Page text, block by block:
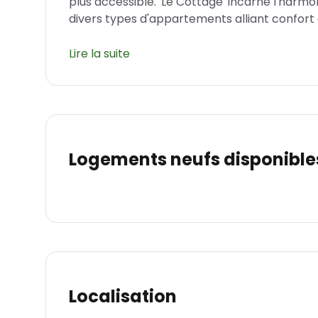
divers types d'appartements alliant
Localisation et avantages de 'Le Cottage'
extérieurs pour profiter du cadre de vie
verdoyants, installations sportives et
raffinement et en modernité, s'harmonise
Lire la suite
Logements neufs
Localisation